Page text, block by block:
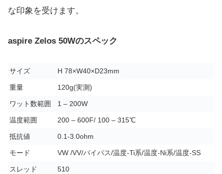
な印象を受けます。
aspire Zelos 50Wのスペック
サイズ H 78×W40×D23mm
重量 120g(実測)
ワット数範囲 1 – 200W
温度範囲 200 – 600F/ 100 – 315℃
抵抗値 0.1-3.0ohm
モード VW /VV/バイパス/温度-Ti系/温度-Ni系/温度-SS
スレッド 510